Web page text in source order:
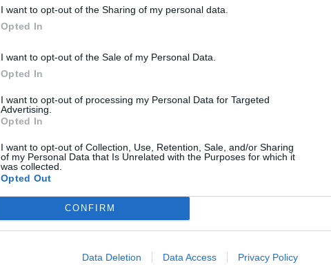
I want to opt-out of the Sharing of my personal data.
Opted In
I want to opt-out of the Sale of my Personal Data.
Opted In
I want to opt-out of processing my Personal Data for Targeted
Advertising.
Opted In
I want to opt-out of Collection, Use, Retention, Sale, and/or Sharing
of my Personal Data that Is Unrelated with the Purposes for which it
was collected.
Opted Out
CONFIRM
Data Deletion Data Access Privacy Policy
ZOBACZ RÓWNIEŻ: